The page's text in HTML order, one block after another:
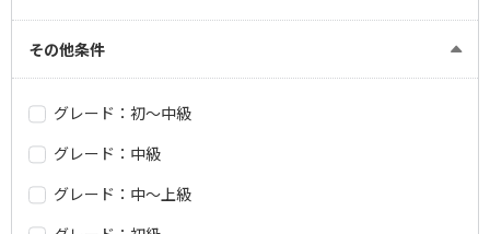
その他条件
グレード：初～中級
グレード：中級
グレード：中～上級